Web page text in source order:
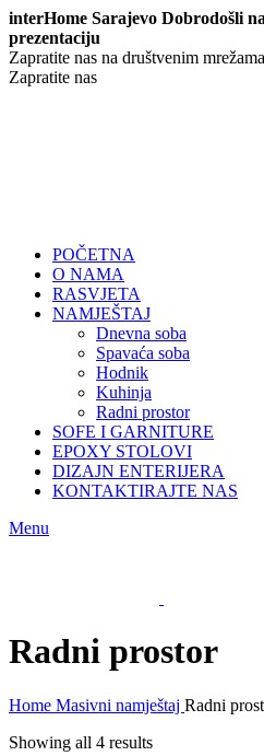
interHome Sarajevo Dobrodošli
prezentaciju
Zapratite nas na društvenim mrežama
Zapratite nas
POČETNA
O NAMA
RASVJETA
NAMJEŠTAJ
Dnevna soba
Spavaća soba
Hodnik
Kuhinja
Radni prostor
SOFE I GARNITURE
EPOXY STOLOVI
DIZAJN ENTERIJERA
KONTAKTIRAJTE NAS
Menu
Radni prostor
Home Masivni namještaj Radni
Showing all 4 results